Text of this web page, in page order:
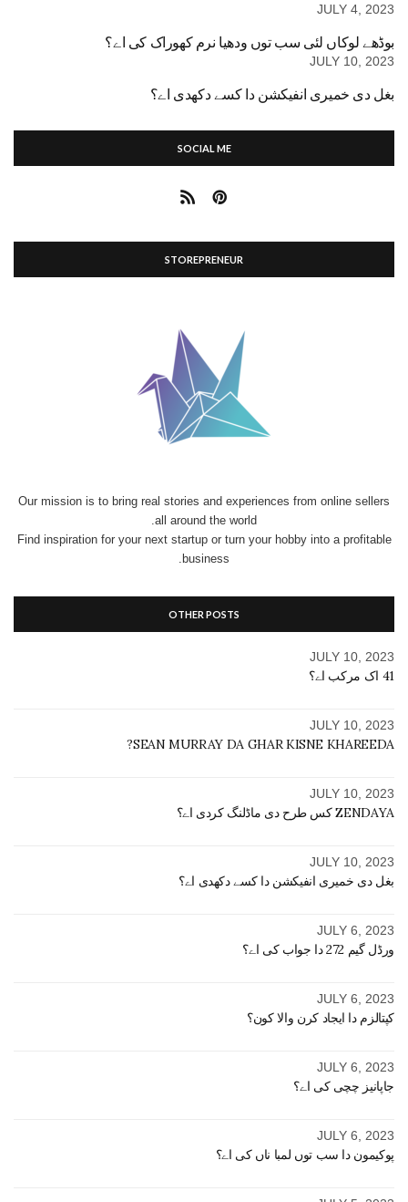
JULY 4, 2023
بوڈھے لوکاں لئی سب توں ودھیا نرم کھوراک کی اے؟
JULY 10, 2023
بغل دی خمیری انفیکشن دا کسے دکھدی اے؟
SOCIAL ME
STOREPRENEUR
Our mission is to bring real stories and experiences from online sellers
all around the world.
Find inspiration for your next startup or turn your hobby into a profitable
business.
OTHER POSTS
JULY 10, 2023
41 اک مرکب اے؟
JULY 10, 2023
SEAN MURRAY DA GHAR KISNE KHAREEDA?
JULY 10, 2023
ZENDAYA کس طرح دی ماڈلنگ کردی اے؟
JULY 10, 2023
بغل دی خمیری انفیکشن دا کسے دکھدی اے؟
JULY 6, 2023
ورڈل گیم 272 دا جواب کی اے؟
JULY 6, 2023
کپتالزم دا ایجاد کرن والا کون؟
JULY 6, 2023
جاپانیز چچی کی اے؟
JULY 6, 2023
پوکیمون دا سب توں لمبا ناں کی اے؟